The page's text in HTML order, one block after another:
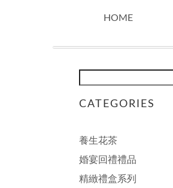
HOME
CATEGORIES
養生花茶
婚宴回禮禮品
精緻禮盒系列